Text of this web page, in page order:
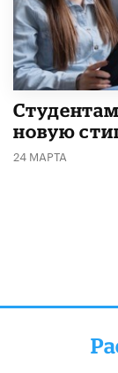
новую
24 МАРТА